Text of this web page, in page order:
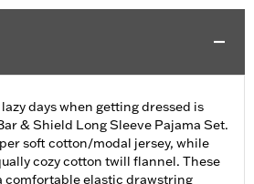
days when getting dressed is
& Shield Long Sleeve Pajama Set.
soft cotton/modal jersey, while
cozy cotton twill flannel. These
comfortable elastic drawstring